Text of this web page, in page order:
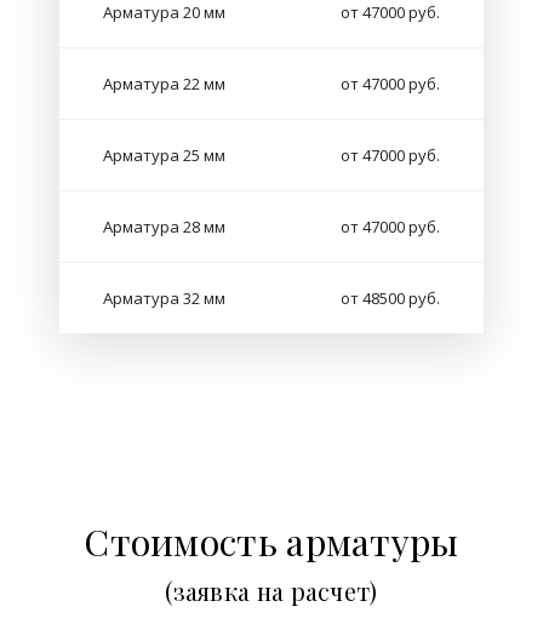
Арматура 20 мм от 47000 руб.
Арматура 22 мм от 47000 руб.
Арматура 25 мм от 47000 руб.
Арматура 28 мм от 47000 руб.
Арматура 32 мм от 48500 руб.
Стоимость арматуры
(заявка на расчет)